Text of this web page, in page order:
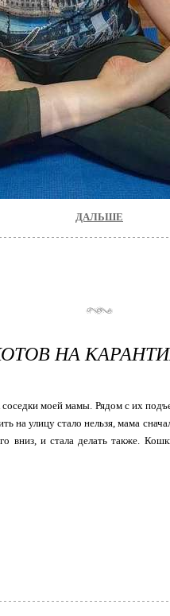
ДАЛЬШЕ
НА
моей мамы. Рядом с их
на улицу стало нельзя, мама
вниз, и стала делать также.